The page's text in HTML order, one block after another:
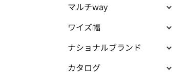
マルチway
ワイズ幅
ナショナルブランド
カタログ